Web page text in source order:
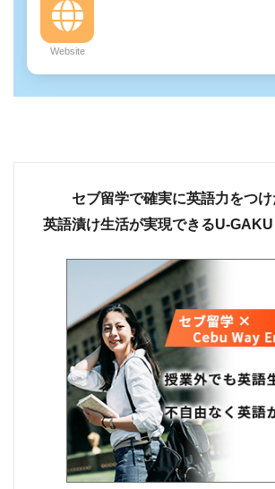
Website
セブ留学で確実に英語力をつけ
英語漬け生活が実現できるU-GAKU